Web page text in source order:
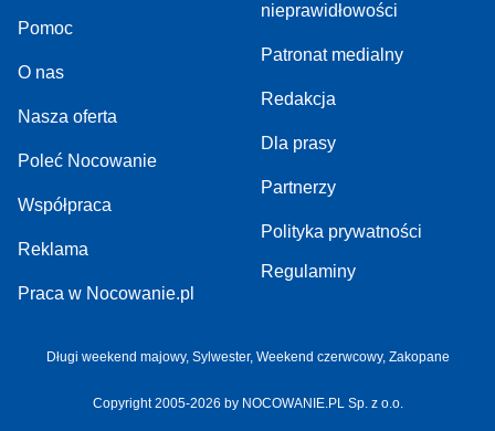
Pomoc
O nas
Nasza oferta
Poleć Nocowanie
Współpraca
Reklama
Praca w Nocowanie.pl
nieprawidłowości
Patronat medialny
Redakcja
Dla prasy
Partnerzy
Polityka prywatności
Regulaminy
Długi weekend majowy, Sylwester, Weekend czerwcowy, Zakopane
Copyright 2005-2026 by NOCOWANIE.PL Sp. z o.o.